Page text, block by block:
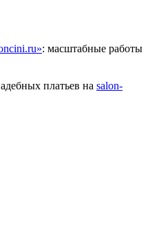
: масштабные работы
платьев на salon-